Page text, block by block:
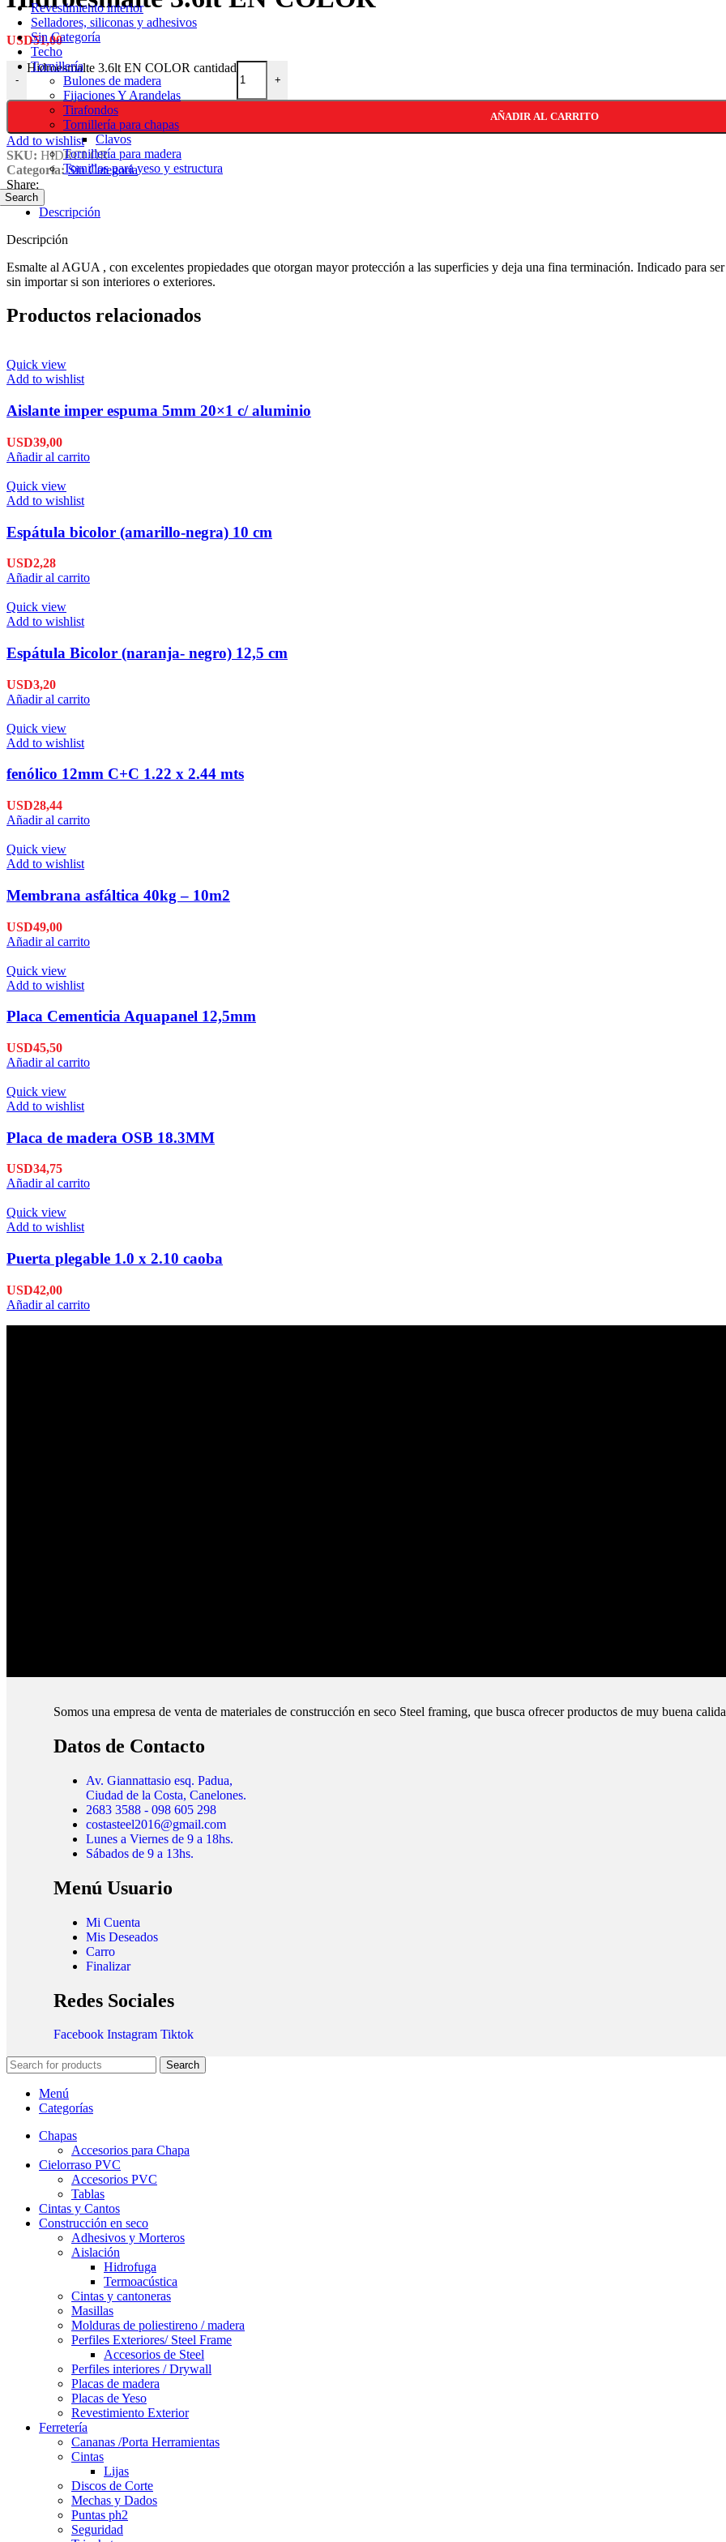
Revestimiento interior
Selladores, siliconas y adhesivos
Sin Categoría
Techo
Tornillería
Bulones de madera
Fijaciones Y Arandelas
Tirafondos
Tornillería para chapas
Clavos
Tornillería para madera
Tornillos para yeso y estructura
Search
USD51,00
-
Hidroesmalte 3.6lt EN COLOR cantidad
+
AÑADIR AL CARRITO
Add to wishlist
SKU: HIDRCLOR
Categoría: Sin Categoría
Share:
Descripción
Descripción
Esmalte al AGUA , con excelentes propiedades que otorgan mayor protección a las superficies y deja una fina terminación. Indicado para
sin importar si son interiores o exteriores.
Productos relacionados
Quick view
Add to wishlist
Aislante imper espuma 5mm 20×1 c/ aluminio
USD39,00
Añadir al carrito
Quick view
Add to wishlist
Espátula bicolor (amarillo-negra) 10 cm
USD2,28
Añadir al carrito
Quick view
Add to wishlist
Espátula Bicolor (naranja- negro) 12,5 cm
USD3,20
Añadir al carrito
Quick view
Add to wishlist
fenólico 12mm C+C 1.22 x 2.44 mts
USD28,44
Añadir al carrito
Quick view
Add to wishlist
Membrana asfáltica 40kg – 10m2
USD49,00
Añadir al carrito
Quick view
Add to wishlist
Placa Cementicia Aquapanel 12,5mm
USD45,50
Añadir al carrito
Quick view
Add to wishlist
Placa de madera OSB 18.3MM
USD34,75
Añadir al carrito
Quick view
Add to wishlist
Puerta plegable 1.0 x 2.10 caoba
USD42,00
Añadir al carrito
Somos una empresa de venta de materiales de construcción en seco Steel framing, que busca ofrecer productos de muy buena
Datos de Contacto
Av. Giannattasio esq. Padua,
Ciudad de la Costa, Canelones.
2683 3588 - 098 605 298
costasteel2016@gmail.com
Lunes a Viernes de 9 a 18hs.
Sábados de 9 a 13hs.
Menú Usuario
Mi Cuenta
Mis Deseados
Carro
Finalizar
Redes Sociales
Facebook Instagram Tiktok
Search
Menú
Categorías
Chapas
Accesorios para Chapa
Cielorraso PVC
Accesorios PVC
Tablas
Cintas y Cantos
Construcción en seco
Adhesivos y Morteros
Aislación
Hidrofuga
Termoacústica
Cintas y cantoneras
Masillas
Molduras de poliestireno / madera
Perfiles Exteriores/ Steel Frame
Accesorios de Steel
Perfiles interiores / Drywall
Placas de madera
Placas de Yeso
Revestimiento Exterior
Ferretería
Cananas /Porta Herramientas
Cintas
Lijas
Discos de Corte
Mechas y Dados
Puntas ph2
Seguridad